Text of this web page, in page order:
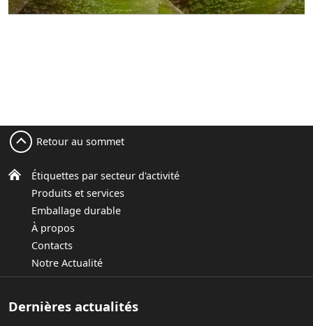
Étiquettes par secteur d'activité
Produits et services
Emballage durable
À propos
Contacts
Notre Actualité
Retour au sommet
Dernières actualités